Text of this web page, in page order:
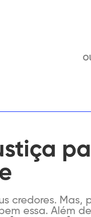
credores. Mas,
essa. Além de